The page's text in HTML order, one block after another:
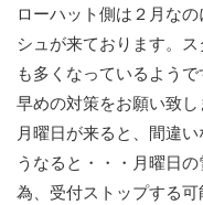
ローハット側は２月な
シュが来ております。
も多くなっているよう
早めの対策をお願い致
月曜日が来ると、間違
うなると・・・月曜日
為、受付ストップする